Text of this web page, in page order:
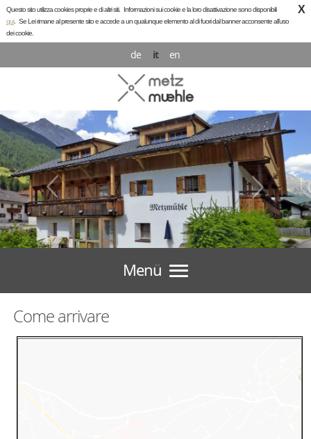
X
Questo sito utilizza cookies proprie e di altri siti.
Informazioni sui cookie e la loro disattivazione sono disponibili
qui. Se Lei rimane al presente sito e accede a un qualunque elemento al di fuori dal banner acconsente all’uso
dei cookie.
de it en
Menü
Come arrivare